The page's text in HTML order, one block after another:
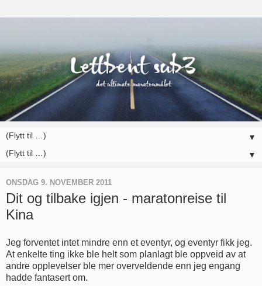
▼
▼
ONSDAG 9. NOVEMBER 2011
Dit og tilbake igjen - maratonreise til
Kina
Jeg forventet intet mindre enn et eventyr, og eventyr fikk jeg.
At enkelte ting ikke ble helt som planlagt ble oppveid av at
andre opplevelser ble mer overveldende enn jeg engang
hadde fantasert om.